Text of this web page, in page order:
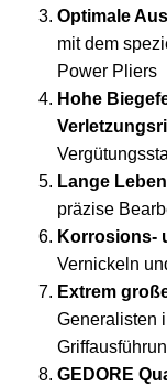
Optimale
mit dem
Power Pliers
Hohe
Lange
präzise
Korrosions-
Vernickeln
Extrem
Generalisten
GEDORE